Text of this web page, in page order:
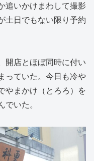
追いかけまわして撮影
土日でもない限り予約
開店とほぼ同時に付い
っていた。今日も冷や
やまかけ（とろろ）を
でいた。